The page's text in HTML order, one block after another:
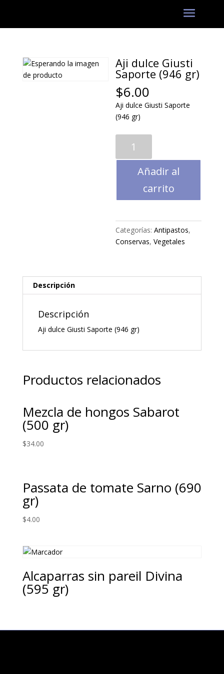
Aji dulce Giusti
Saporte (946 gr)
$6.00
Aji dulce Giusti Saporte
(946 gr)
Giusti
Saporte
gr)
Añadir al
carrito
Categorías:Antipastos,
Conservas,Vegetales
Descripción
Descripción
Aji dulce Giusti Saporte (946 gr)
Productos relacionados
Mezcla de hongos Sabarot
(500 gr)
$34.00
Passata de tomate Sarno (690
gr)
$4.00
Alcaparras sin pareil Divina
(595 gr)